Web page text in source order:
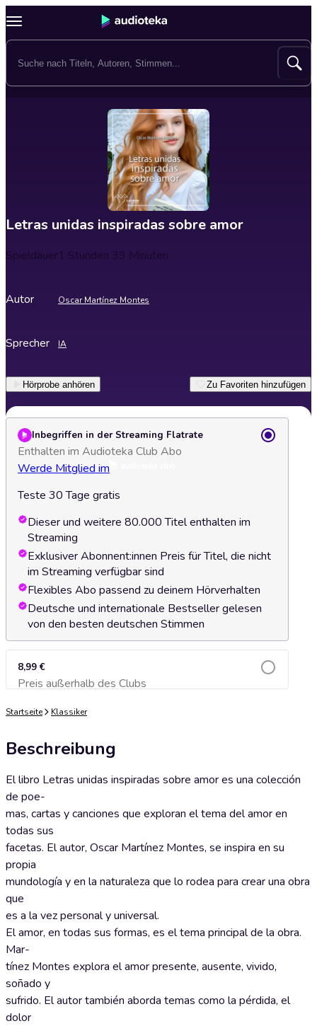
Letras unidas inspiradas sobre amor
Spieldauer1 Stunden 39 Minuten
Autor Oscar Martínez Montes
Sprecher IA
Hörprobe anhören Zu Favoriten hinzufügen
Inbegriffen in der Streaming Flatrate
Enthalten im Audioteka Club Abo
Werde Mitglied im
Teste 30 Tage gratis
Dieser und weitere 80.000 Titel enthalten im
Streaming
Exklusiver Abonnent:innen Preis für Titel, die nicht
im Streaming verfügbar sind
Flexibles Abo passend zu deinem Hörverhalten
Deutsche und internationale Bestseller gelesen
von den besten deutschen Stimmen
8,99 €
Preis außerhalb des ClubsZum Warenkorb hinzufügen
Startseite Klassiker
Beschreibung
El libro Letras unidas inspiradas sobre amor es una colección
de poe-
mas, cartas y canciones que exploran el tema del amor en
todas sus
facetas. El autor, Oscar Martínez Montes, se inspira en su
propia
mundología y en la naturaleza que lo rodea para crear una obra
que
es a la vez personal y universal.
El amor, en todas sus formas, es el tema principal de la obra.
Mar-
tínez Montes explora el amor presente, ausente, vivido,
soñado y
sufrido. El autor también aborda temas como la pérdida, el
dolor